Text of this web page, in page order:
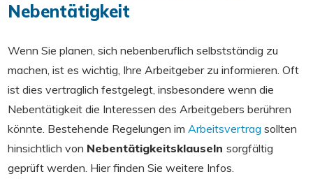
Nebentätigkeit
Wenn Sie planen, sich nebenberuflich selbstständig zu
machen, ist es wichtig, Ihre Arbeitgeber zu informieren. Oft
ist dies vertraglich festgelegt, insbesondere wenn die
Nebentätigkeit die Interessen des Arbeitgebers berühren
könnte. Bestehende Regelungen im Arbeitsvertrag sollten
hinsichtlich von Nebentätigkeitsklauseln sorgfältig
geprüft werden. Hier finden Sie weitere Infos.